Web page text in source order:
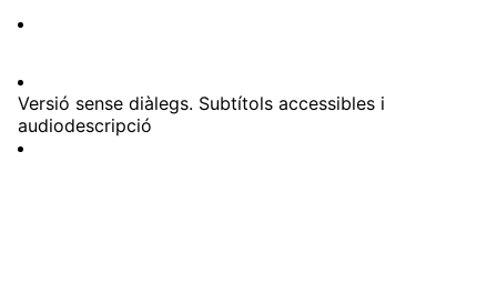
Versió sense diàlegs. Subtítols accessibles i
audiodescripció